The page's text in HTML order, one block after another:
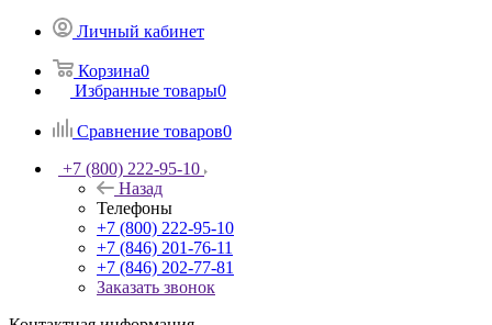
Личный кабинет
Корзина0
Избранные товары0
Сравнение товаров0
+7 (800) 222-95-10
Назад
Телефоны
+7 (800) 222-95-10
+7 (846) 201-76-11
+7 (846) 202-77-81
Заказать звонок